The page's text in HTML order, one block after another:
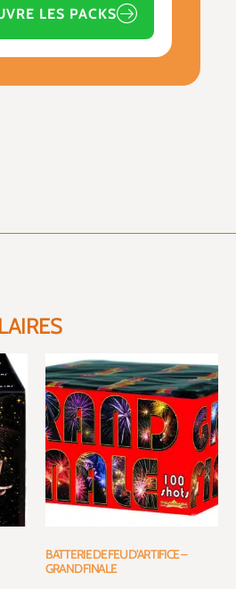
LES PACKS
BATTERIE DE FEU D’ARTIFICE –
GRAND FINALE